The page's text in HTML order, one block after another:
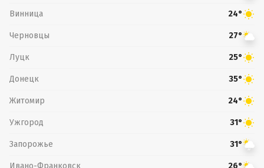
Винница 24°
Черновцы 27°
Луцк 25°
Донецк 35°
Житомир 24°
Ужгород 31°
Запорожье 31°
Ивано-Франковск 26°